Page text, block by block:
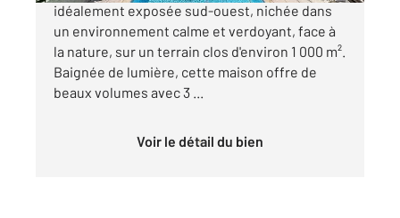
idéalement exposée sud-ouest, nichée dans
un environnement calme et verdoyant, face à
la nature, sur un terrain clos d'environ 1 000 m².
Baignée de lumière, cette maison offre de
beaux volumes avec 3 ...
Voir le détail du bien